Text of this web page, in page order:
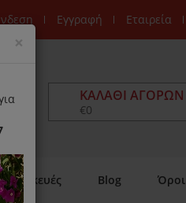
Εγγραφή Εταιρεία
ΚΑΛΆΘΙ ΑΓΟΡΏΝ
€0
Επισκευές Blog
× Close